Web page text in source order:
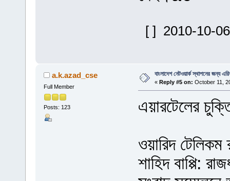
[ ] 2010-10-06
a.k.azad_cse
Full Member
Posts: 123
বাংলাদেশ নেটওয়ার্ক স্থাপনের জন্য
« Reply #5 on: October 11,
এয়ারটেলের
ওয়ারিদ
শাহিদ বাপ্পি: